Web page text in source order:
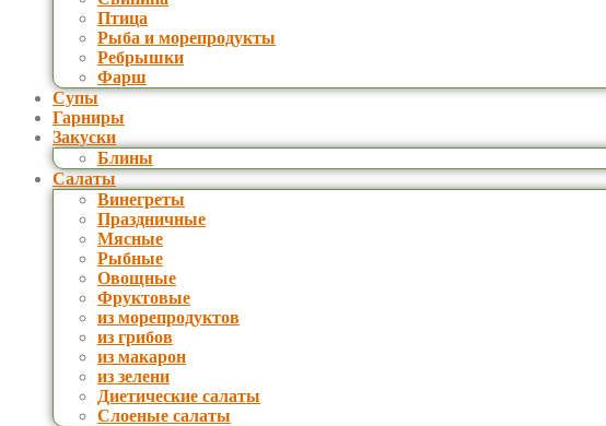
Птица
Рыба и морепродукты
Ребрышки
Фарш
Супы
Гарниры
Закуски
Блины
Салаты
Винегреты
Праздничные
Мясные
Рыбные
Овощные
Фруктовые
из морепродуктов
из грибов
из макарон
из зелени
Диетические салаты
Слоеные салаты